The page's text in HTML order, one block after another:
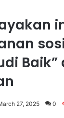
Baik”
27, 2025 0